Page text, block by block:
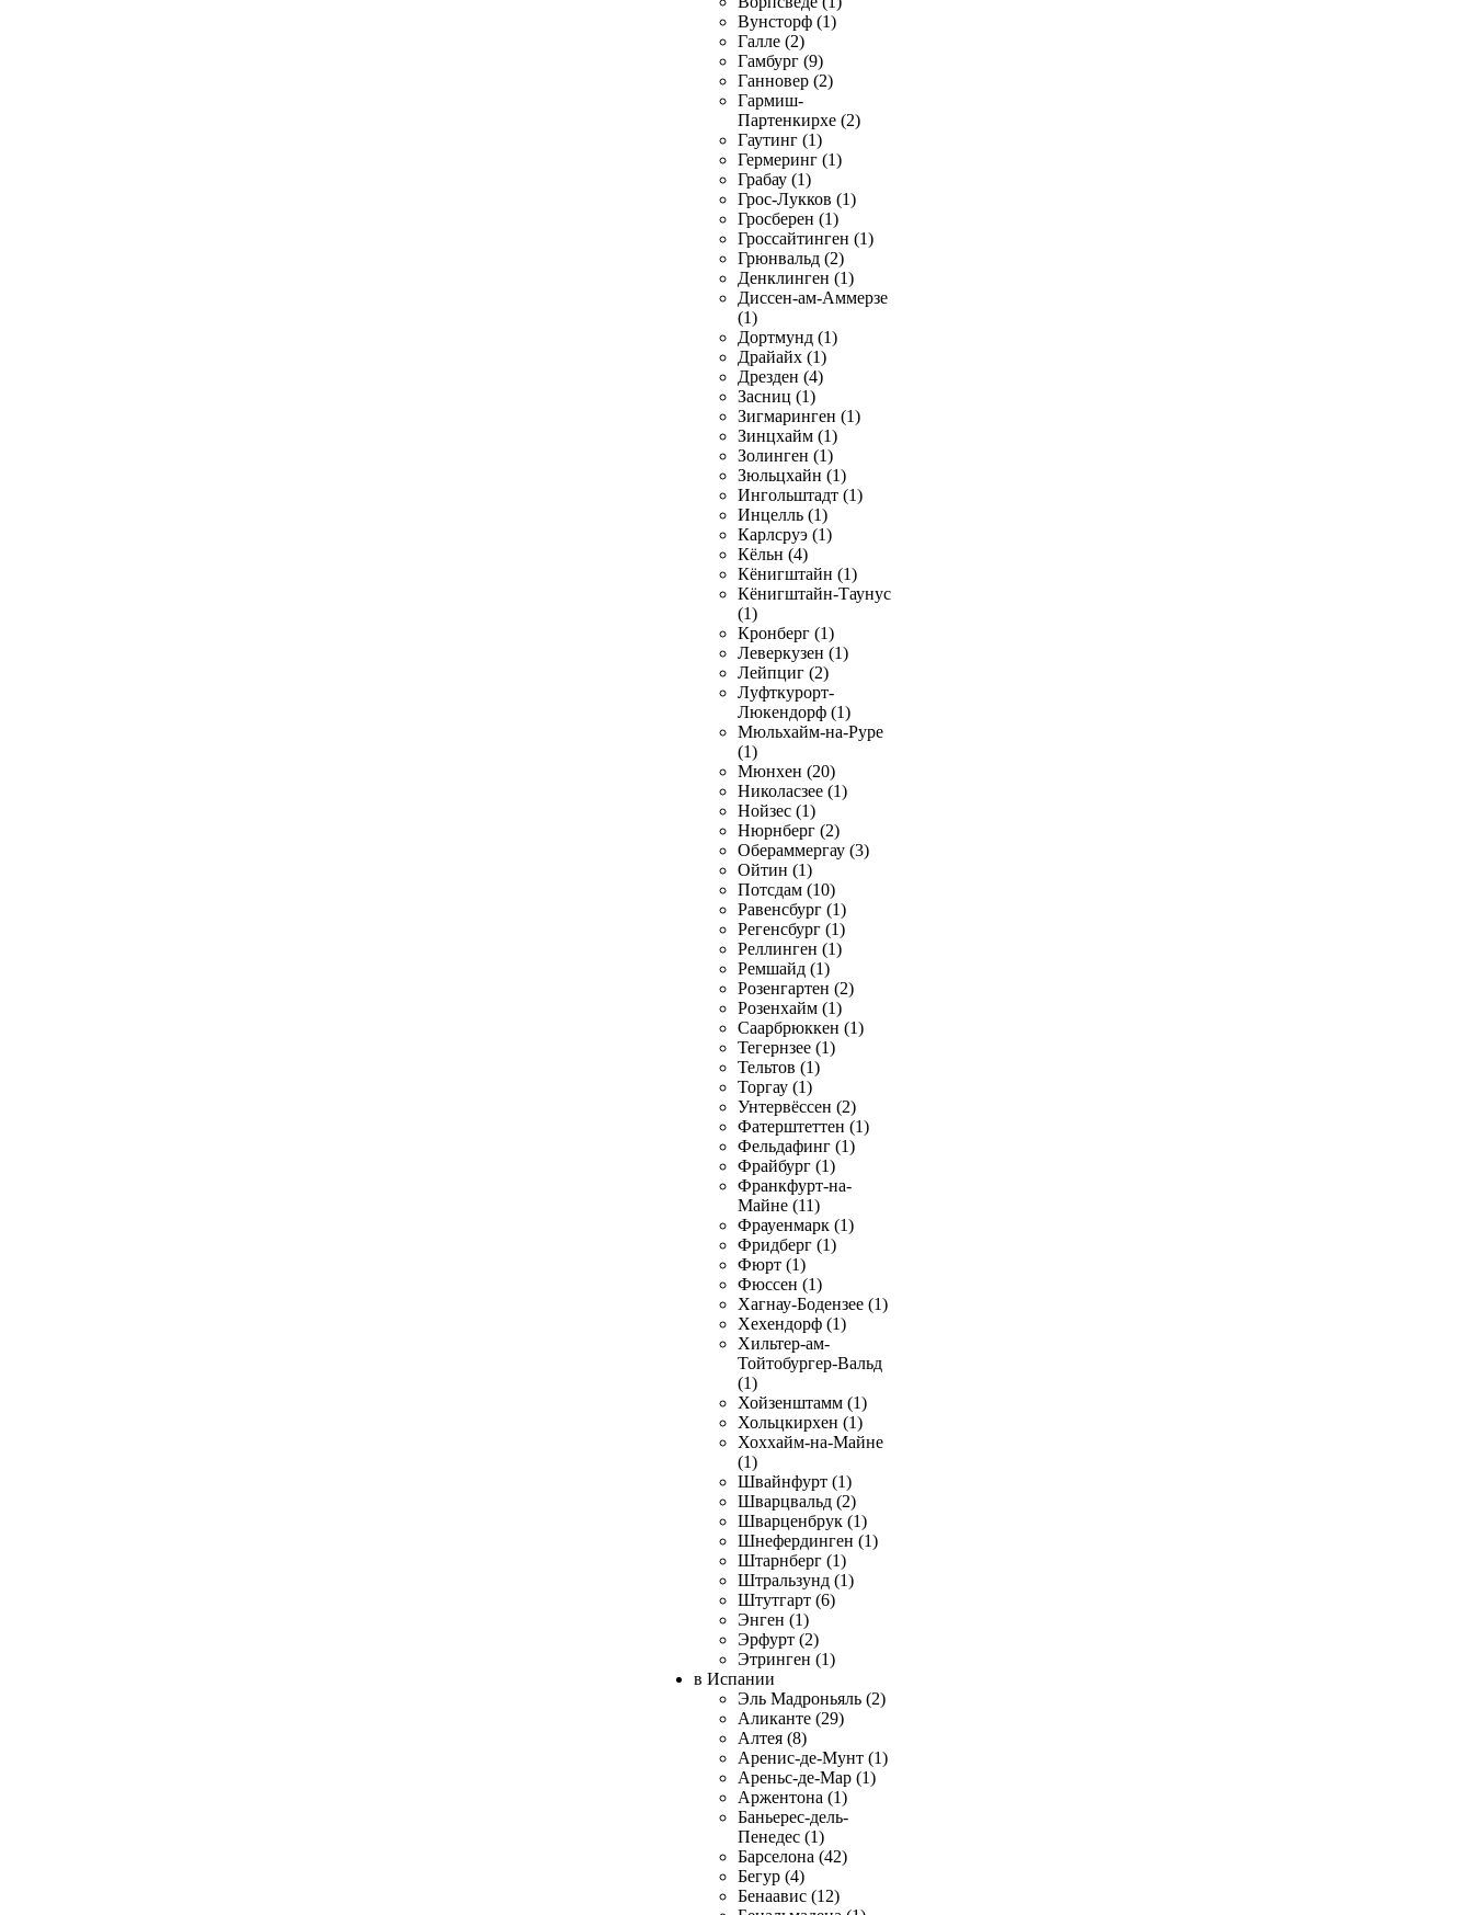
Вунсторф (1)
Галле (2)
Гамбург (9)
Ганновер (2)
Гармиш-
Партенкирхе (2)
Гаутинг (1)
Гермеринг (1)
Грабау (1)
Грос-Лукков (1)
Гросберен (1)
Гроссайтинген (1)
Грюнвальд (2)
Денклинген (1)
Диссен-ам-Аммерзе
(1)
Дортмунд (1)
Драйайх (1)
Дрезден (4)
Засниц (1)
Зигмаринген (1)
Зинцхайм (1)
Золинген (1)
Зюльцхайн (1)
Ингольштадт (1)
Инцелль (1)
Карлсруэ (1)
Кёльн (4)
Кёнигштайн (1)
Кёнигштайн-Таунус
(1)
Кронберг (1)
Леверкузен (1)
Лейпциг (2)
Луфткурорт-
Люкендорф (1)
Мюльхайм-на-Руре
(1)
Мюнхен (20)
Николасзее (1)
Нойзес (1)
Нюрнберг (2)
Обераммергау (3)
Ойтин (1)
Потсдам (10)
Равенсбург (1)
Регенсбург (1)
Реллинген (1)
Ремшайд (1)
Розенгартен (2)
Розенхайм (1)
Саарбрюккен (1)
Тегернзее (1)
Тельтов (1)
Торгау (1)
Унтервёссен (2)
Фатерштеттен (1)
Фельдафинг (1)
Фрайбург (1)
Франкфурт-на-
Майне (11)
Фрауенмарк (1)
Фридберг (1)
Фюрт (1)
Фюссен (1)
Хагнау-Бодензее (1)
Хехендорф (1)
Хильтер-ам-
Тойтобургер-Вальд
(1)
Хойзенштамм (1)
Хольцкирхен (1)
Хоххайм-на-Майне
(1)
Швайнфурт (1)
Шварцвальд (2)
Шварценбрук (1)
Шнефердинген (1)
Штарнберг (1)
Штральзунд (1)
Штутгарт (6)
Энген (1)
Эрфурт (2)
Этринген (1)
в Испании
Эль Мадроньяль (2)
Аликанте (29)
Алтея (8)
Аренис-де-Мунт (1)
Ареньс-де-Мар (1)
Аржентона (1)
Баньерес-дель-
Пенедес (1)
Барселона (42)
Бегур (4)
Бенаавис (12)